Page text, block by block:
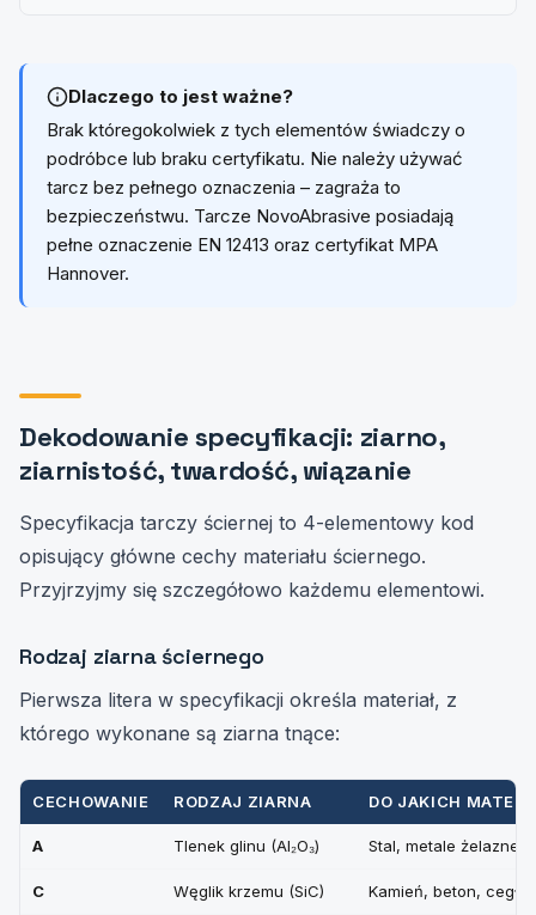
Dlaczego to jest ważne?
Brak któregokolwiek z tych elementów świadczy o
podróbce lub braku certyfikatu. Nie należy używać
tarcz bez pełnego oznaczenia – zagraża to
bezpieczeństwu. Tarcze NovoAbrasive posiadają
pełne oznaczenie EN 12413 oraz certyfikat MPA
Hannover.
Dekodowanie specyfikacji: ziarno,
ziarnistość, twardość, wiązanie
Specyfikacja tarczy ściernej to 4-elementowy kod
opisujący główne cechy materiału ściernego.
Przyjrzyjmy się szczegółowo każdemu elementowi.
Rodzaj ziarna ściernego
Pierwsza litera w specyfikacji określa materiał, z
którego wykonane są ziarna tnące:
CECHOWANIE RODZAJ ZIARNA DO JAKICH
A Tlenek glinu (Al₂O₃) Stal, metale żelazne,
C Węglik krzemu (SiC) Kamień, beton, cegła,